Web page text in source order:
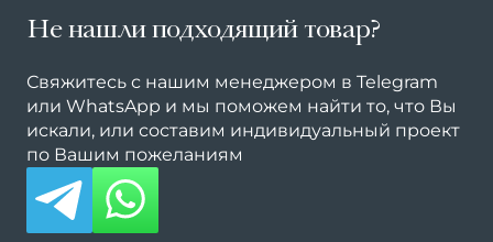
Не нашли подходящий товар?
Свяжитесь с нашим менеджером в Telegram
или WhatsApp и мы поможем найти то, что Вы
искали, или составим индивидуальный проект
по Вашим пожеланиям